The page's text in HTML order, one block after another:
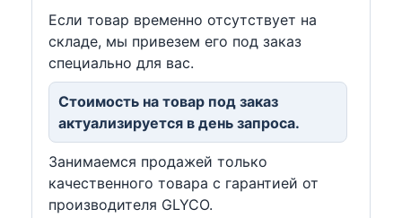
Если товар временно отсутствует на
складе, мы привезем его под заказ
специально для вас.
Стоимость на товар под заказ
актуализируется в день запроса.
Занимаемся продажей только
качественного товара с гарантией от
производителя GLYCO.